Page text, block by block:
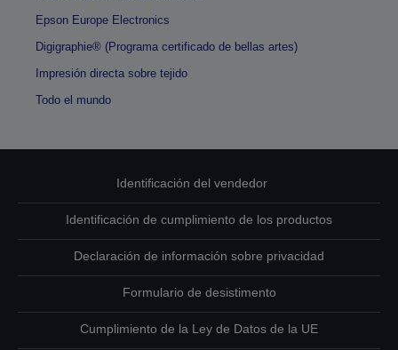
Epson Europe Electronics
Digigraphie® (Programa certificado de bellas artes)
Impresión directa sobre tejido
Todo el mundo
Identificación del vendedor
Identificación de cumplimiento de los productos
Declaración de información sobre privacidad
Formulario de desistimento
Cumplimiento de la Ley de Datos de la UE